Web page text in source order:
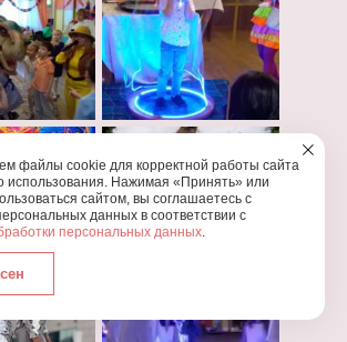
файлы cookie для корректной работы сайта
использования. Нажимая «Принять» или
сайтом, вы соглашаетесь с
данных в соответствии с
персональных данных.